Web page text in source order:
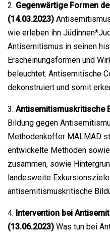
2. Gegenwärtige Formen
(14.03.2023)
wie erleben ihn
Antisemitismus in seinen
Erscheinungsformen und
beleuchtet. Antisemitische
dekonstruiert und somit
3. Antisemitismuskritische
Bildung gegen
Methodenkoffer MALMAD
entwickelte Methoden
zusammen, sowie
landesweite
antisemitismuskritische
4. Intervention bei
(13.06.2023) Was tun bei